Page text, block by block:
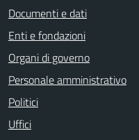
Documenti e dati
Enti e fondazioni
Organi di governo
Personale amministrativo
Politici
Uffici